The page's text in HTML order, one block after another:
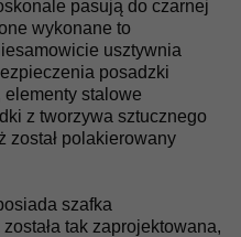
pasują do czarnej
wykonane to
usztywnia
posadzki
elementy stalowe
z tworzywa sztucznego
został polakierowany
szafka
została tak zaprojektowana,